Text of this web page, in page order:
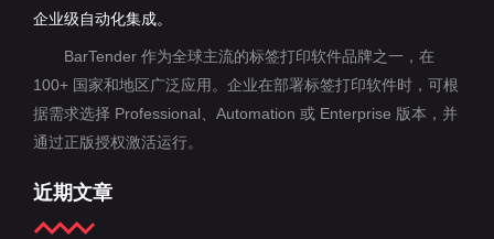
企业级自动化集成。
BarTender 作为全球主流的标签打印软件品牌之一，在
100+ 国家和地区广泛应用。企业在部署标签打印软件时，可根
据需求选择 Professional、Automation 或 Enterprise 版本，并
通过正版授权激活运行。
近期文章